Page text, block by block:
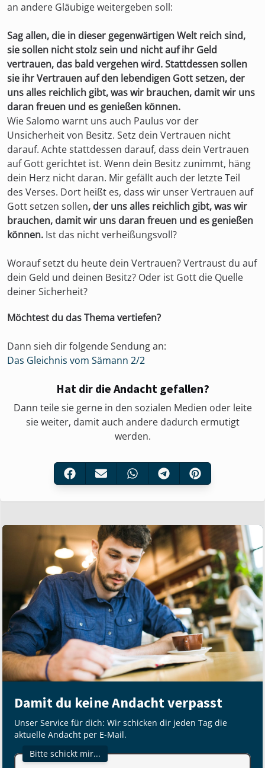
an andere Gläubige weitergeben soll:
Sag allen, die in dieser gegenwärtigen Welt reich sind,
sie sollen nicht stolz sein und nicht auf ihr Geld
vertrauen, das bald vergehen wird. Stattdessen sollen
sie ihr Vertrauen auf den lebendigen Gott setzen, der
uns alles reichlich gibt, was wir brauchen, damit wir uns
daran freuen und es genießen können.
Wie Salomo warnt uns auch Paulus vor der
Unsicherheit von Besitz. Setz dein Vertrauen nicht
darauf. Achte stattdessen darauf, dass dein Vertrauen
auf Gott gerichtet ist. Wenn dein Besitz zunimmt, häng
dein Herz nicht daran. Mir gefällt auch der letzte Teil
des Verses. Dort heißt es, dass wir unser Vertrauen auf
Gott setzen sollen, der uns alles reichlich gibt, was wir
brauchen, damit wir uns daran freuen und es genießen
können. Ist das nicht verheißungsvoll?
Worauf setzt du heute dein Vertrauen? Vertraust du auf
dein Geld und deinen Besitz? Oder ist Gott die Quelle
deiner Sicherheit?
Möchtest du das Thema vertiefen?
Dann sieh dir folgende Sendung an:
Das Gleichnis vom Sämann 2/2
Hat dir die Andacht gefallen?
Dann teile sie gerne in den sozialen Medien oder leite
sie weiter, damit auch andere dadurch ermutigt
werden.
Damit du keine Andacht verpasst
Unser Service für dich: Wir schicken dir jeden Tag die
aktuelle Andacht per E-Mail.
Bitte schickt mir...